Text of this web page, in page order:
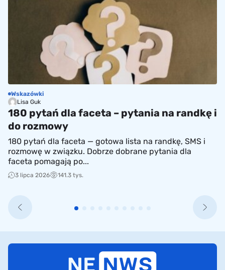
Wskazówki
Lisa Guk
180 pytań dla faceta – pytania na randkę i
do rozmowy
180 pytań dla faceta — gotowa lista na randkę, SMS i
rozmowę w związku. Dobrze dobrane pytania dla
faceta pomagają po...
3 lipca 2026 141.3 tys.